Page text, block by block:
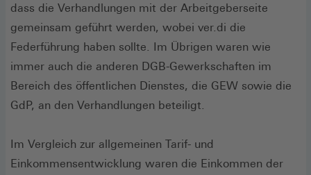
dass die Verhandlungen mit der Arbeitgeberseite
gemeinsam geführt werden, wobei ver.di die
Federführung haben sollte. Im Übrigen waren wie
immer auch die anderen DGB-Gewerkschaften im
Bereich des öffentlichen Dienstes, die GEW sowie die
GdP, an den Verhandlungen beteiligt.
Im Vergleich zur allgemeinen Tarif- und
Einkommensentwicklung waren die Einkommen der